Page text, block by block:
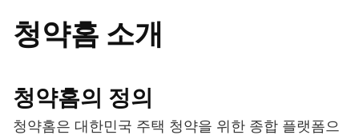
청약홈 소개
청약홈의 정의
청약홈은 대한민국 주택 청약을 위한 종합 플랫폼으